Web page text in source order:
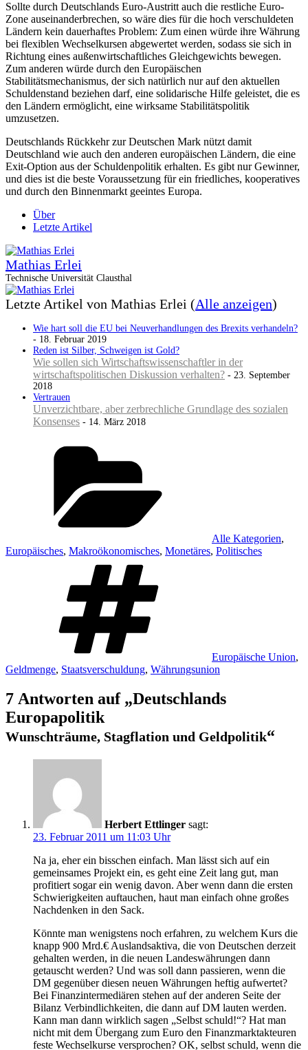
Sollte durch Deutschlands Euro-Austritt auch die restliche Euro-
Zone auseinanderbrechen, so wäre dies für die hoch verschuldeten
Ländern kein dauerhaftes Problem: Zum einen würde ihre Währung
bei flexiblen Wechselkursen abgewertet werden, sodass sie sich in
Richtung eines außenwirtschaftliches Gleichgewichts bewegen.
Zum anderen würde durch den Europäischen
Stabilitätsmechanismus, der sich natürlich nur auf den aktuellen
Schuldenstand beziehen darf, eine solidarische Hilfe geleistet, die es
den Ländern ermöglicht, eine wirksame Stabilitätspolitik
umzusetzen.
Deutschlands Rückkehr zur Deutschen Mark nützt damit
Deutschland wie auch den anderen europäischen Ländern, die eine
Exit-Option aus der Schuldenpolitik erhalten. Es gibt nur Gewinner,
und dies ist die beste Voraussetzung für ein friedliches, kooperatives
und durch den Binnenmarkt geeintes Europa.
Über
Letzte Artikel
Mathias Erlei
Technische Universität Clausthal
Letzte Artikel von Mathias Erlei (Alle anzeigen)
Wie hart soll die EU bei Neuverhandlungen des Brexits verhandeln?
- 18. Februar 2019
Reden ist Silber, Schweigen ist Gold?
Wie sollen sich Wirtschaftswissenschaftler in der
wirtschaftspolitischen Diskussion verhalten? - 23. September
2018
Vertrauen
Unverzichtbare, aber zerbrechliche Grundlage des sozialen
Konsenses - 14. März 2018
Alle Kategorien,
Europäisches, Makroökonomisches, Monetäres, Politisches
Europäische Union,
Geldmenge, Staatsverschuldung, Währungsunion
7 Antworten auf „Deutschlands
Europapolitik
Wunschträume, Stagflation und Geldpolitik“
Herbert Ettlinger sagt:
23. Februar 2011 um 11:03 Uhr
Na ja, eher ein bisschen einfach. Man lässt sich auf ein
gemeinsames Projekt ein, es geht eine Zeit lang gut, man
profitiert sogar ein wenig davon. Aber wenn dann die ersten
Schwierigkeiten auftauchen, haut man einfach ohne großes
Nachdenken in den Sack.
Könnte man wenigstens noch erfahren, zu welchem Kurs die
knapp 900 Mrd.€ Auslandsaktiva, die von Deutschen derzeit
gehalten werden, in die neuen Landeswährungen dann
getauscht werden? Und was soll dann passieren, wenn die
DM gegenüber diesen neuen Währungen heftig aufwertet?
Bei Finanzintermediären stehen auf der anderen Seite der
Bilanz Verbindlichkeiten, die dann auf DM lauten werden.
Kann man dann wirklich sagen „Selbst schuld!“? Hat man
nicht mit dem Übergang zum Euro den Finanzmarktakteuren
feste Wechselkurse versprochen? OK, selbst schuld, wenn die